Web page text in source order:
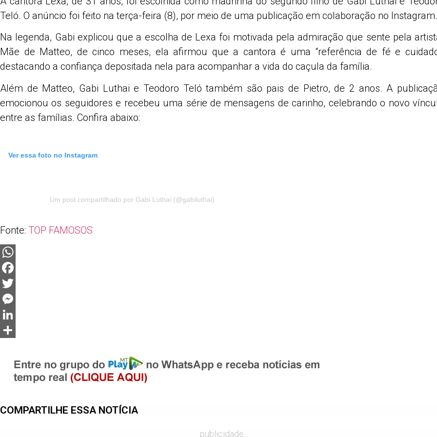
Teló. O anúncio foi feito na terça-feira (8), por meio de uma publicação em colaboração no Instagram.
Na legenda, Gabi explicou que a escolha de Lexa foi motivada pela admiração que sente pela
Mãe de Matteo, de cinco meses, ela afirmou que a cantora é uma “referência de fé e
destacando a confiança depositada nela para acompanhar a vida do caçula da família.
Além de Matteo, Gabi Luthai e Teodoro Teló também são pais de Pietro, de 2 anos. A
emocionou os seguidores e recebeu uma série de mensagens de carinho, celebrando o novo
entre as famílias. Confira abaixo:
Ver essa foto no Instagram
Um post compartilhado por Gabi Luthai (@gabiluthai)
Fonte: TOP FAMOSOS
WhatsApp
Facebook
Twitter
Messenger
LinkedIn
COMPARTILHE ESSA NOTÍCIA
publicidade